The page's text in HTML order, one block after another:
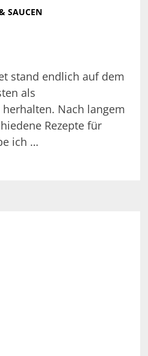
SAUCEN
stand endlich auf dem
als
Nach langem
Rezepte für
ich …